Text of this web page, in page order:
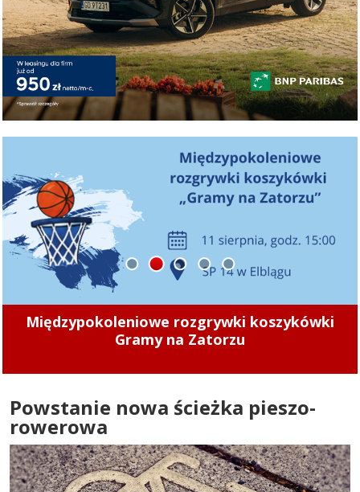
„Zamiast chodnika jest nieutwardzone
klepisko. To znacząco utrudnia poruszanie się
1 2 3 4 5
Powstanie nowa ścieżka pieszo-
rowerowa